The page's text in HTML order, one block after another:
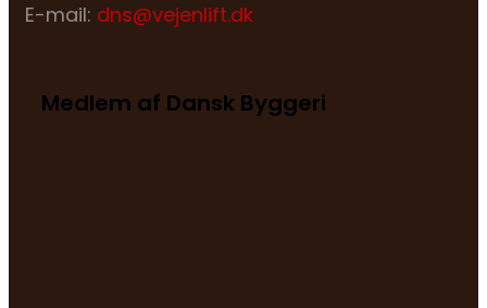
E-mail: dns@vejenlift.dk
Medlem af Dansk Byggeri